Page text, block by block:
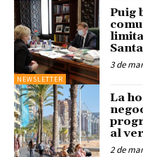
NEWSLETTER
Puig
3 de
La
al
2 de